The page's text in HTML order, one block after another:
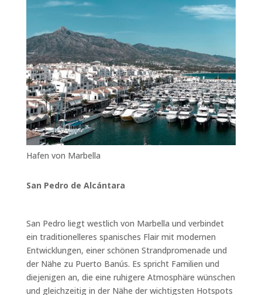
Hafen von Marbella
San Pedro de Alcántara
San Pedro liegt westlich von Marbella und verbindet
ein traditionelleres spanisches Flair mit modernen
Entwicklungen, einer schönen Strandpromenade und
der Nähe zu Puerto Banús. Es spricht Familien und
diejenigen an, die eine ruhigere Atmosphäre wünschen
und gleichzeitig in der Nähe der wichtigsten Hotspots